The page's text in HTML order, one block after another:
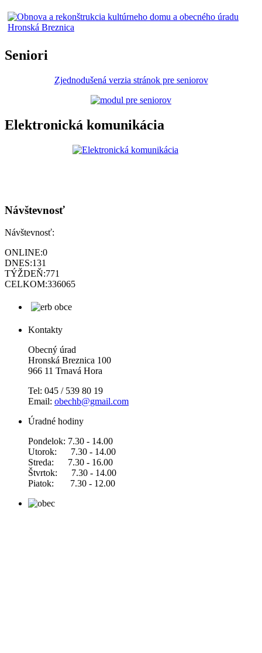
Seniori
Zjednodušená verzia stránok pre seniorov
Elektronická komunikácia
Návštevnosť
Návštevnosť:
ONLINE:0
DNES:131
TÝŽDEŇ:771
CELKOM:336065
Kontakty
Obecný úrad
Hronská Breznica 100
966 11 Trnavá Hora
Tel: 045 / 539 80 19
Email: obechb@gmail.com
Úradné hodiny
Pondelok: 7.30 - 14.00
Utorok: 7.30 - 14.00
Streda: 7.30 - 16.00
Štvrtok: 7.30 - 14.00
Piatok: 7.30 - 12.00